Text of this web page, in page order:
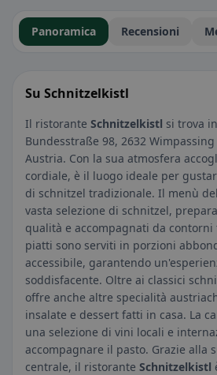
Panoramica Recensioni
Su Schnitzelkistl
Il ristorante Schnitzelkistl si trova
Bundesstraße 98, 2632
Austria. Con la sua atmosfera
cordiale, è il luogo ideale per
di schnitzel tradizionale. Il menù
vasta selezione di schnitzel,
qualità e accompagnati da
piatti sono serviti in porzioni
accessibile, garantendo
soddisfacente. Oltre ai classici
offre anche altre specialità
insalate e dessert fatti in casa. La
una selezione di vini locali e
accompagnare il pasto. Grazie alla
centrale, il ristorante Schnitzelkistl